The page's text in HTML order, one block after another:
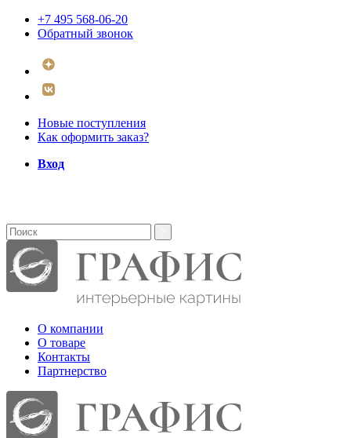
+7 495 568-06-20
Обратный звонок
Новые поступления
Как оформить заказ?
Вход
О компании
О товаре
Контакты
Партнерcтво